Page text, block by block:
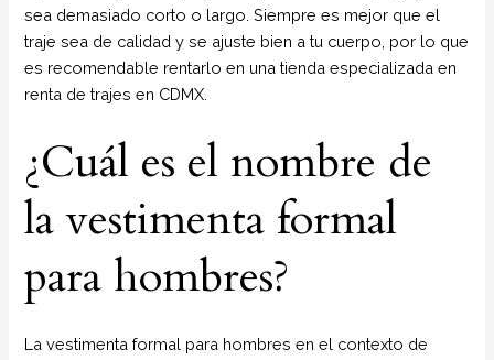
sea demasiado corto o largo. Siempre es mejor que el
traje sea de calidad y se ajuste bien a tu cuerpo, por lo que
es recomendable rentarlo en una tienda especializada en
renta de trajes en CDMX.
¿Cuál es el nombre de
la vestimenta formal
para hombres?
La vestimenta formal para hombres en el contexto de